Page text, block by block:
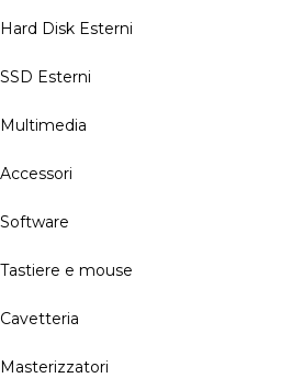
Hard Disk Esterni
SSD Esterni
Multimedia
Accessori
Software
Tastiere e mouse
Cavetteria
Masterizzatori